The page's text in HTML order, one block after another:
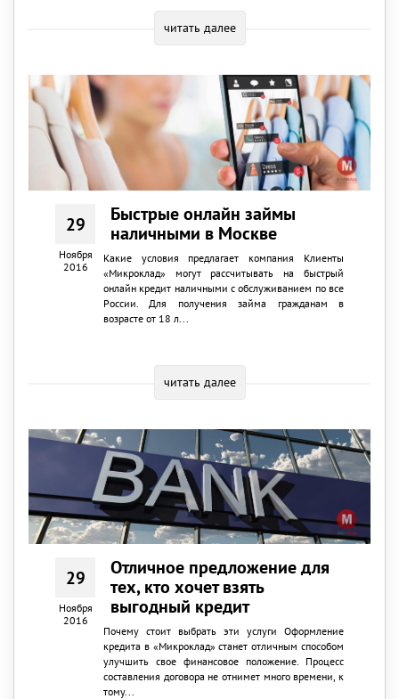
читать далее
29
Ноября
2016
Быстрые онлайн займы
наличными в Москве
Какие условия предлагает компания Клиенты
«Микроклад» могут рассчитывать на быстрый
онлайн кредит наличными с обслуживанием по все
России. Для получения займа гражданам в
возрасте от 18 л...
читать далее
29
Ноября
2016
Отличное предложение для
тех, кто хочет взять
выгодный кредит
Почему стоит выбрать эти услуги Оформление
кредита в «Микроклад» станет отличным способом
улучшить свое финансовое положение. Процесс
составления договора не отнимет много времени, к
тому...